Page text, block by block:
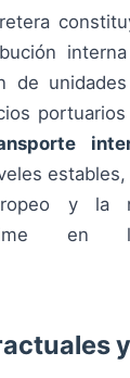
de
y la
time en